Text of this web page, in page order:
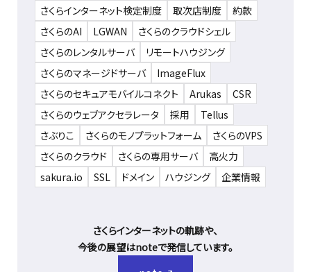
さくらインターネット検定制度 取次店制度
約款
さくらのAI
LGWAN
さくらのクラウドシェル
さくらのレンタルサーバ
リモートハウジング
さくらのマネージドサーバ
ImageFlux
さくらのセキュアモバイルコネクト
Arukas
CSR
さくらのウェブアクセラレータ
採用
Tellus
さぶりこ
さくらのモノプラットフォーム
さくらのVPS
さくらのクラウド
さくらの専用サーバ
高火力
sakura.io
SSL ドメイン ハウジング 企業情報
さくらインターネットの軌跡や、
今後の展望はnoteで発信しています。